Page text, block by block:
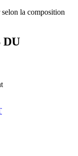
la composition
DU